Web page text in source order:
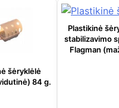
šėryklėlė
84 g.
Plastikinė
stabilizavimo
Flagman